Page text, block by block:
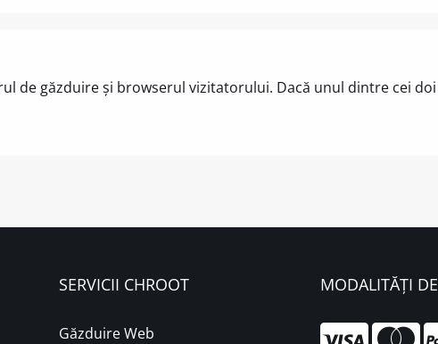
de găzduire și browserul vizitatorului. Dacă unul dintre cei
SERVICII CHROOT
Găzduire Web
MODALITĂȚI